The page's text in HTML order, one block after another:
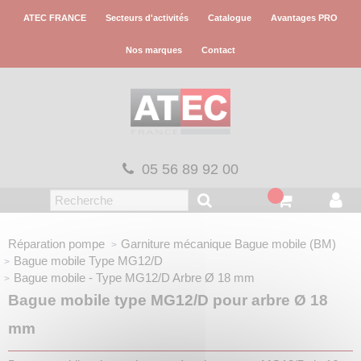
ATEC FRANCE Secteurs d'activités Catalogue Avantages PRO
Nos marques Contact
05 56 89 92 00
Réparation pompe Garniture mécanique Bague mobile (BM)
Bague mobile Type MG12/D
Bague mobile - Type MG12/D Arbre Ø 18 mm
Bague mobile type MG12/D pour arbre Ø 18
mm